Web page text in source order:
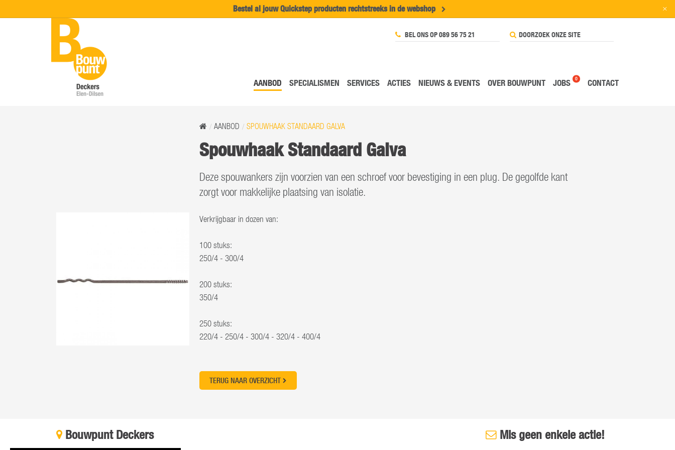
Bestel al jouw Quickstep producten rechtstreeks in de webshop ×
BEL ONS OP 089 56 75 21
AANBOD SPECIALISMEN SERVICES ACTIES NIEUWS & EVENTS OVER BOUWPUNT JOBS 0 CONTACT
AANBOD SPOUWHAAK STANDAARD GALVA
Spouwhaak Standaard Galva
Deze spouwankers zijn voorzien van een schroef voor bevestiging in een plug. De gegolfde kant
zorgt voor makkelijke plaatsing van isolatie.
Verkrijgbaar in dozen van:
100 stuks:
250/4 - 300/4
200 stuks:
350/4
250 stuks:
220/4 - 250/4 - 300/4 - 320/4 - 400/4
TERUG NAAR OVERZICHT
Bouwpunt Deckers Mis geen enkele actie!